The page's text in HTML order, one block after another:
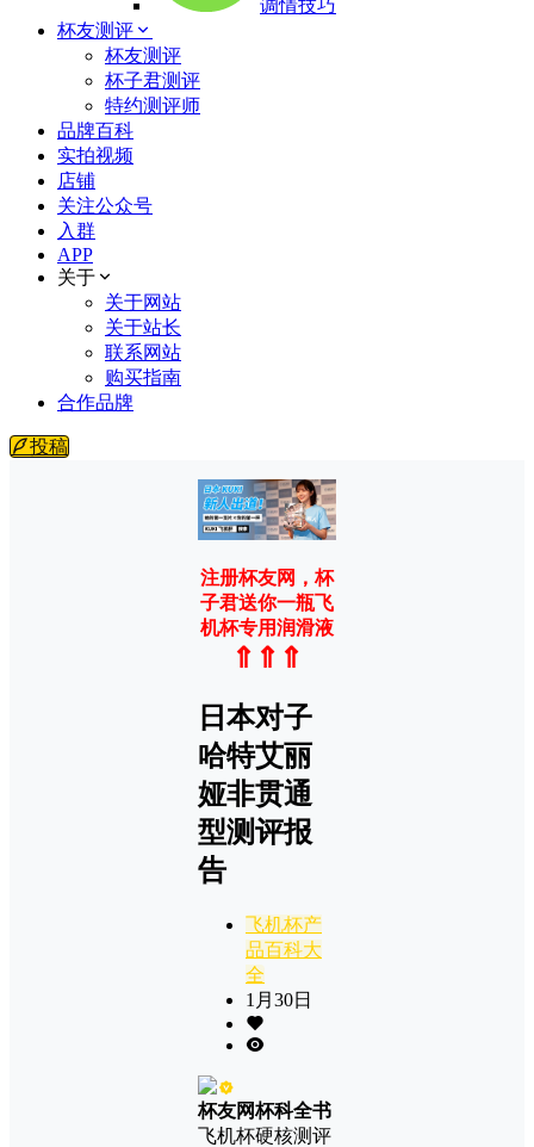
调情技巧
杯友测评
杯友测评
杯子君测评
特约测评师
品牌百科
实拍视频
店铺
关注公众号
入群
APP
关于
关于网站
关于站长
联系网站
购买指南
合作品牌
投稿
注册杯友网，杯
子君送你一瓶飞
机杯专用润滑液
⇑⇑⇑
日本对子
哈特艾丽
娅非贯通
型测评报
告
飞机杯产
品百科大
全
1月30日
杯友网杯科全书
飞机杯硬核测评